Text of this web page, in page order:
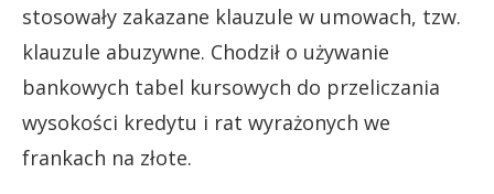
stosowały zakazane klauzule w umowach, tzw.
klauzule abuzywne. Chodził o używanie
bankowych tabel kursowych do przeliczania
wysokości kredytu i rat wyrażonych we
frankach na złote.